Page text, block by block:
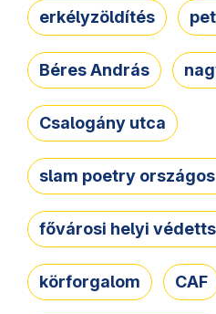
erkélyzöldítés
Béres András
Csalogány utca
slam poetry
fővárosi helyi
körforgalom CAF